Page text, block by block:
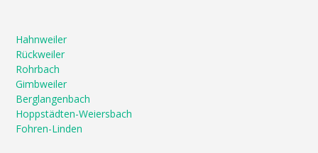
Hahnweiler
Rückweiler
Rohrbach
Gimbweiler
Berglangenbach
Hoppstädten-Weiersbach
Fohren-Linden